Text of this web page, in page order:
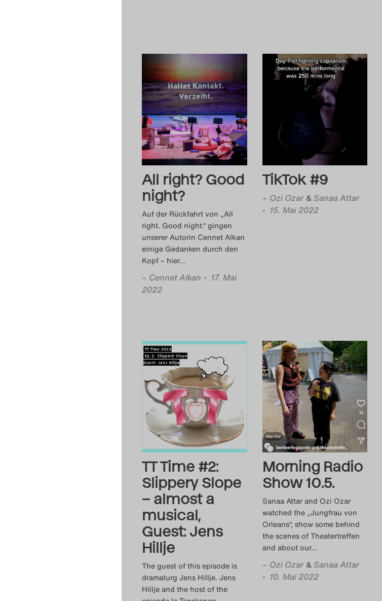
All right? Good
night?
Auf der Rückfahrt von „All
right. Good night.“ gingen
unserer Autorin Cennet Alkan
einige Gedanken durch den
Kopf – hier…
– Cennet Alkan • 17. Mai
2022
TikTok #9
– Ozi Ozar& Sanaa Attar
• 15. Mai 2022
TT Time #2:
Slippery Slope
– almost a
musical,
Guest: Jens
Hillje
The guest of this episode is
dramaturg Jens Hillje. Jens
Hillje and the host of the
Morning Radio
Show 10.5.
Sanaa Attar and Ozi Ozar
watched the „Jungfrau von
Orleans“, show some behind
the scenes of Theatertreffen
and about our…
– Ozi Ozar& Sanaa Attar
• 10. Mai 2022